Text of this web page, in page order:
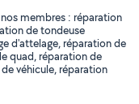
membres : réparation
de tondeuse
d'attelage, réparation de
quad, réparation de
véhicule, réparation